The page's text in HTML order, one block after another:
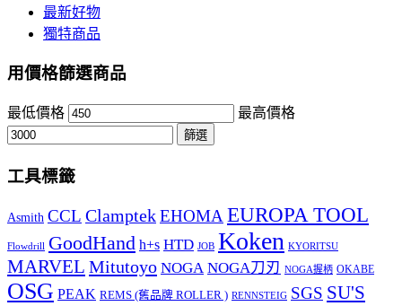
最新好物
獨特商品
用價格篩選商品
最低價格 最高價格
篩選
工具標籤
Asmith CCL ClamptekEHOMAEUROPA TOOL
Flowdrill GoodHand h+s HTD JOB Koken KYORITSU
MARVEL Mitutoyo NOGA NOGA刀刃 NOGA握柄 OKABE
OSG PEAK REMS (舊品牌 ROLLER ) RENNSTEIG SGS SU'S